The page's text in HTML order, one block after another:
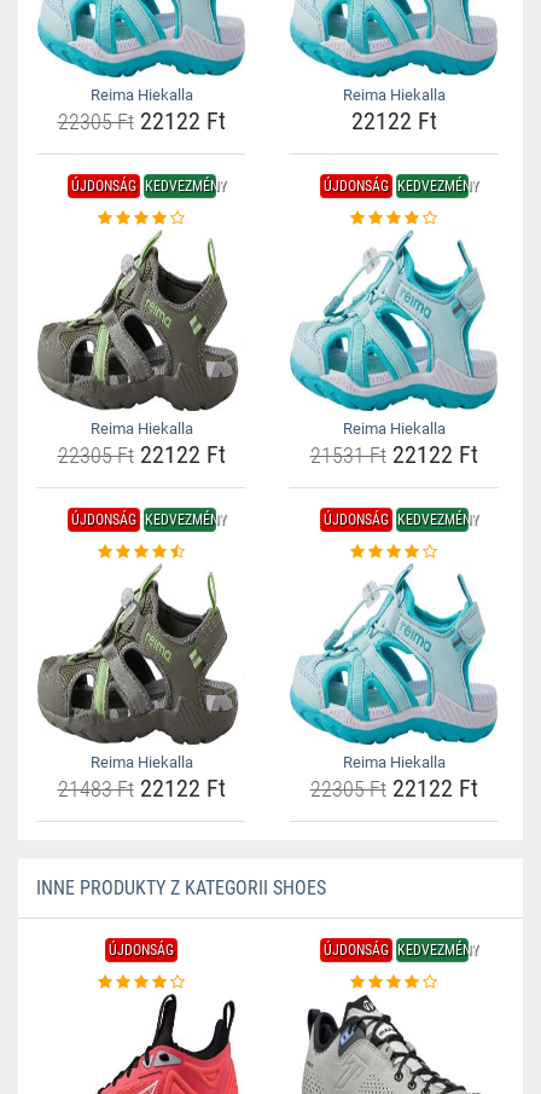
Reima Hiekalla
22305 Ft22122 Ft
Reima Hiekalla
22122 Ft
ÚJDONSÁG KEDVEZMÉNY
Reima Hiekalla
22305 Ft22122 Ft
ÚJDONSÁG KEDVEZMÉNY
Reima Hiekalla
21531 Ft22122 Ft
ÚJDONSÁG KEDVEZMÉNY
Reima Hiekalla
21483 Ft22122 Ft
ÚJDONSÁG KEDVEZMÉNY
Reima Hiekalla
22305 Ft22122 Ft
INNE PRODUKTY Z KATEGORII SHOES
ÚJDONSÁG ÚJDONSÁG KEDVEZMÉNY